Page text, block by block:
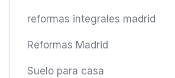
reformas integrales madrid
Reformas Madrid
Suelo para casa